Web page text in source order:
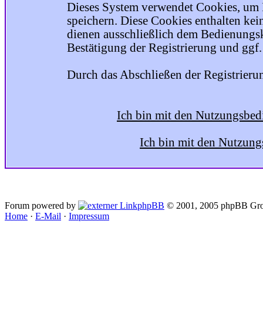
Dieses System verwendet Cookies,
speichern. Diese Cookies enthalten
dienen ausschließlich dem
Bestätigung der Registrierung und ggf.
Durch das Abschließen der
Ich bin mit den
Ich bin mit den
Forum powered by phpBB © 2001, 2005 phpBB
Home · E-Mail · Impressum